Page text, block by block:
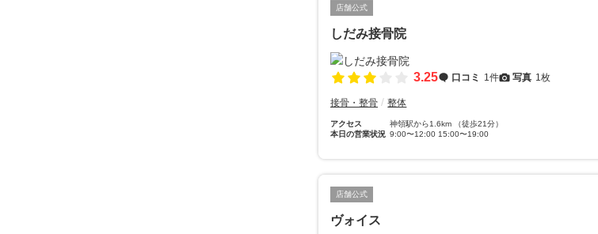
店舗公式
しだみ接骨院
3.25 口コミ 1件 写真 1枚
接骨・整骨 整体
アクセス
神領駅から1.6km （徒歩21分）
本日の営業状況 9:00〜12:00 15:00〜19:00
店舗公式
ヴォイス